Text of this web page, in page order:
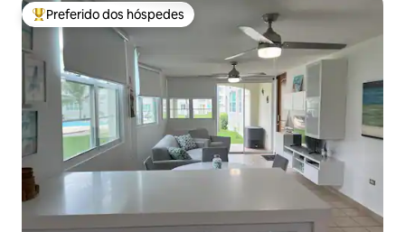
Entre os melhores preferidos dos hóspedes
Preferido dos hóspedes